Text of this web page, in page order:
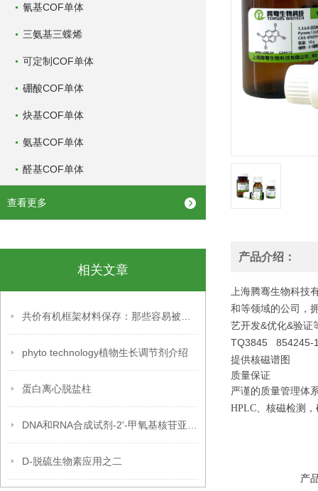
氰基COF单体
三氨基三蝶烯
可定制COF单体
硼酸COF单体
炔基COF单体
氨基COF单体
醛基COF单体
查看更多
相关文章
phyto technology植物生长调节剂介绍
蛋白离心脱盐柱
D-脱硫生物素应用之二
产品介绍：
上海腾骞生物科
和等领域的公司，
艺开发&优化&验证
TQ3845
提供核磁谱图
质量保证
严谨的质量管理体
HPLC、核磁检测，
产